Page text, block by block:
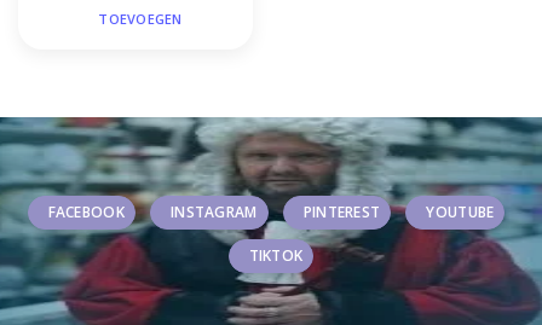
TOEVOEGEN
FACEBOOK INSTAGRAM PINTEREST YOUTUBE
TIKTOK